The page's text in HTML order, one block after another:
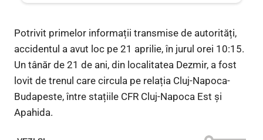
Potrivit primelor informații transmise de autorități,
accidentul a avut loc pe 21 aprilie, în jurul orei 10:15.
Un tânăr de 21 de ani, din localitatea Dezmir, a fost
lovit de trenul care circula pe relația Cluj-Napoca-
Budapeste, între stațiile CFR Cluj-Napoca Est și
Apahida.